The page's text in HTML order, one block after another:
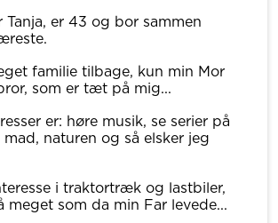
Tanja, er 43 og bor sammen
familie tilbage, kun min Mor
som er tæt på mig...
er: høre musik, se serier på
naturen og så elsker jeg
i traktortræk og lastbiler,
meget som da min Far levede...